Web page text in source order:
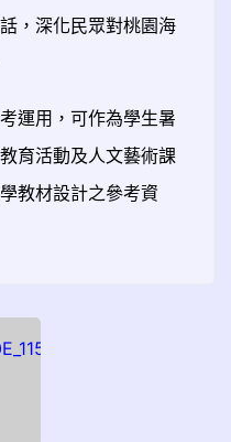
，深化民眾對桃園海
運用，可作為學生暑
育活動及人文藝術課
教材設計之參考資